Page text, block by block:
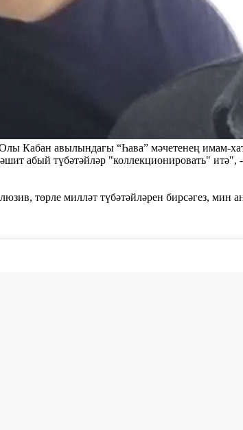
Кабан авылындагы “Һава” мәчетенең имам-
абый түбәтәйләр "коллекционировать" итә",
төрле милләт түбәтәйләрен бирсәгез,